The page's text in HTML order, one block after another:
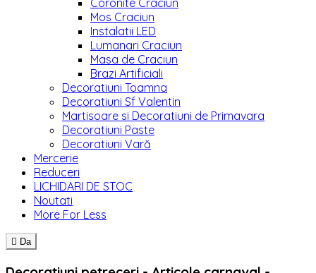
Coronite Craciun
Mos Craciun
Instalatii LED
Lumanari Craciun
Masa de Craciun
Brazi Artificiali
Decoratiuni Toamna
Decoratiuni Sf Valentin
Martisoare si Decoratiuni de Primavara
Decoratiuni Paste
Decoratiuni Vară
Mercerie
Reduceri
LICHIDARI DE STOC
Noutati
More For Less
 Da